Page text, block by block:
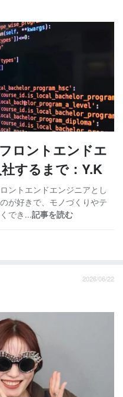
ロントエンドエ
するまで：Y.K
ントエンドエンジニアとし
が好きで、モノづくりやテ
でき...記事を読む
2026/06/22